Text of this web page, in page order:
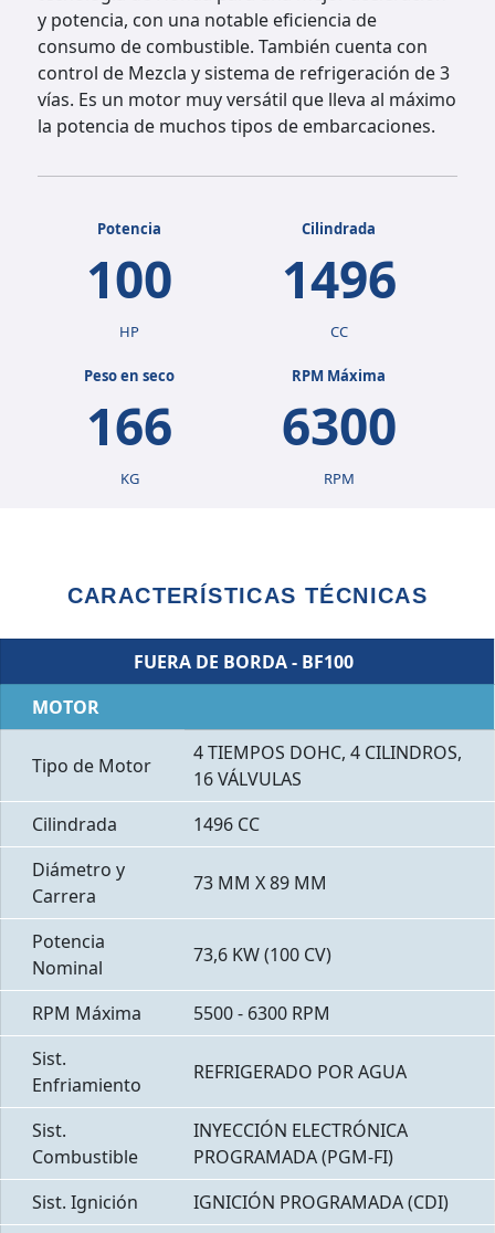
y potencia, con una notable eficiencia de
consumo de combustible. También cuenta con
control de Mezcla y sistema de refrigeración de 3
vías. Es un motor muy versátil que lleva al máximo
la potencia de muchos tipos de embarcaciones.
Potencia
100
HP
Cilindrada
1496
CC
Peso en seco
166
KG
RPM Máxima
6300
RPM
CARACTERÍSTICAS TÉCNICAS
FUERA DE BORDA - BF100
MOTOR
Tipo de Motor
4 TIEMPOS DOHC, 4 CILINDROS,
16 VÁLVULAS
Cilindrada
1496 CC
Diámetro y
Carrera
73 MM X 89 MM
Potencia
Nominal
73,6 KW (100 CV)
RPM Máxima
5500 - 6300 RPM
Sist.
Enfriamiento
REFRIGERADO POR AGUA
Sist.
Combustible
INYECCIÓN ELECTRÓNICA
PROGRAMADA (PGM-FI)
Sist. Ignición
IGNICIÓN PROGRAMADA (CDI)